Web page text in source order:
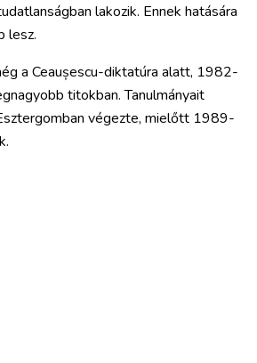
lakozik. Ennek hatására
lesz.
a Ceaușescu-diktatúra alatt, 1982-
titokban. Tanulmányait
végezte, mielőtt 1989-